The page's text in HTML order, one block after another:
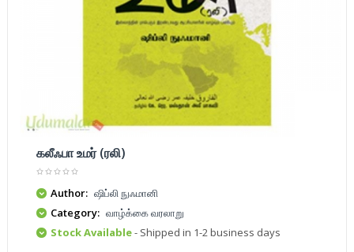
கலீஃபா உமர் (ரலி)
Author: ஷிப்லி நுஃமானி
Category: வாழ்க்கை வரலாறு
Stock Available- Shipped in 1-2 business days